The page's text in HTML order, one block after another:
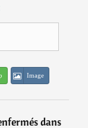
Image
dans